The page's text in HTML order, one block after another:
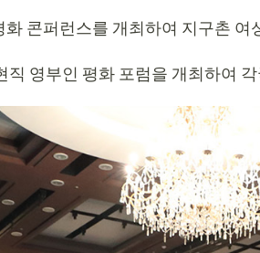
콘퍼런스를 개최하여 지구촌
직 영부인 평화 포럼을 개최하여